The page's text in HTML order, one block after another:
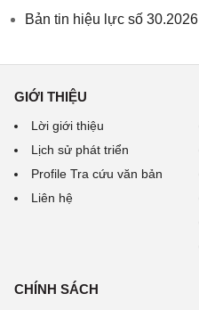
Bản tin hiệu lực số 30.2026
GIỚI THIỆU
Lời giới thiệu
Lịch sử phát triển
Profile Tra cứu văn bản
Liên hệ
CHÍNH SÁCH